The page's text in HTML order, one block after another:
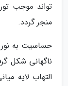
تواند موجب
منجر گردد.
حساسیت به
ناگهانی شکل
التهاب لایه